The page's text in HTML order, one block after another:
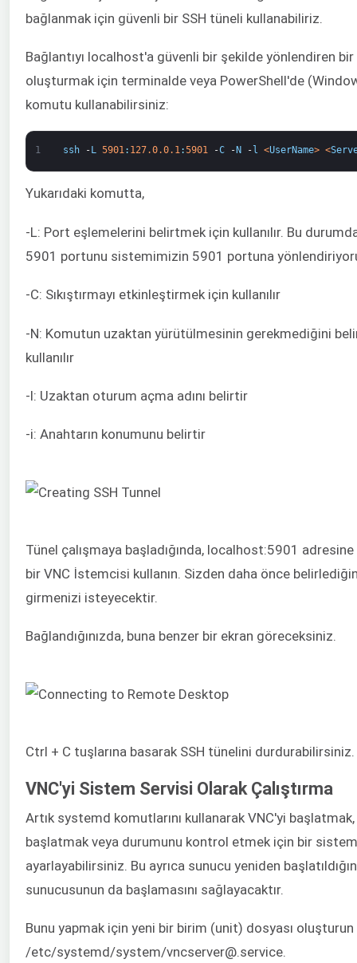
bağlanmak için güvenli bir SSH tüneli kullanabiliriz.
Bağlantıyı localhost'a güvenli bir şekilde yönlendiren
oluşturmak için terminalde veya PowerShell'de
komutu kullanabilirsiniz:
1 ssh - L 5901: 127.0.0.1:5901 -C - N - l <UserName> <
Yukarıdaki komutta,
-L: Port eşlemelerini belirtmek için kullanılır. Bu
5901 portunu sistemimizin 5901 portuna
-C: Sıkıştırmayı etkinleştirmek için kullanılır
-N: Komutun uzaktan yürütülmesinin gerekmediğini
kullanılır
-l: Uzaktan oturum açma adını belirtir
-i: Anahtarın konumunu belirtir
Tünel çalışmaya başladığında, localhost:5901
bir VNC İstemcisi kullanın. Sizden daha önce
girmenizi isteyecektir.
Bağlandığınızda, buna benzer bir ekran göreceksiniz.
Ctrl + C tuşlarına basarak SSH tünelini durdurabilirsiniz.
VNC'yi Sistem Servisi Olarak Çalıştırma
Artık systemd komutlarını kullanarak VNC'yi
başlatmak veya durumunu kontrol etmek için bir
ayarlayabilirsiniz. Bu ayrıca sunucu yeniden
sunucusunun da başlamasını sağlayacaktır.
Bunu yapmak için yeni bir birim (unit) dosyası oluşturun
/etc/systemd/system/vncserver@.service.